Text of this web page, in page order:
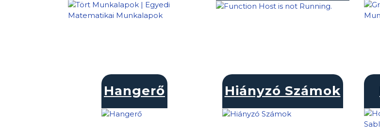
Hangerő Hiányzó Számok